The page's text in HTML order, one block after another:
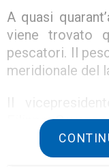
A quasi
viene trovato
pescatori. Il
meridionale del
Filippo
gatto. Si adatta
resistente.